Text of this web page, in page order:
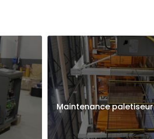
Maintenance paletiseur